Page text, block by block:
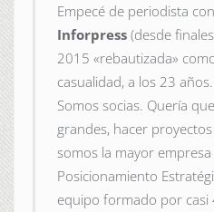
Empecé de periodista
Inforpress (desde
2015 «rebautizada»
casualidad, a los 23
Somos socias. Quería
grandes, hacer
somos la mayor
Posicionamiento
equipo formado por casi